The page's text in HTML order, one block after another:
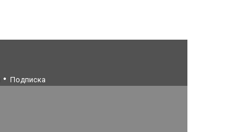
Подписка